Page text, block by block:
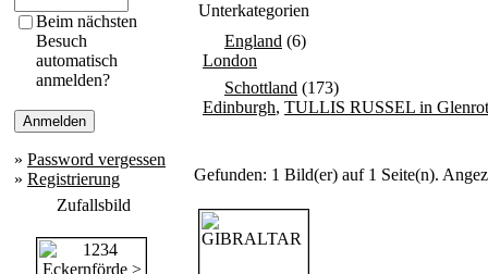
Beim nächsten
Besuch
automatisch
anmelden?
» Password vergessen
» Registrierung
Zufallsbild
Unterkategorien
England (6)
London
Schottland (173)
Edinburgh, TULLIS RUSSEL in
Gefunden: 1 Bild(er) auf 1 Seite(n).